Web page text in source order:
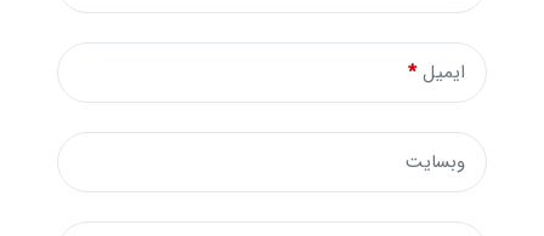
ایمیل*
وبسایت